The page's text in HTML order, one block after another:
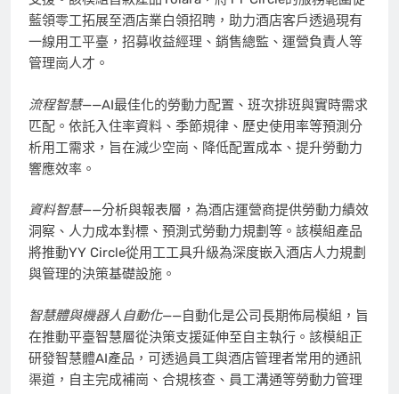
藍領零工拓展至酒店業白領招聘，助力酒店客戶透過現有
一線用工平臺，招募收益經理、銷售總監、運營負責人等
管理崗人才。
流程智慧——AI最佳化的勞動力配置、班次排班與實時需求
匹配。依託入住率資料、季節規律、歷史使用率等預測分
析用工需求，旨在減少空崗、降低配置成本、提升勞動力
響應效率。
資料智慧——分析與報表層，為酒店運營商提供勞動力績效
洞察、人力成本對標、預測式勞動力規劃等。該模組產品
將推動YY Circle從用工工具升級為深度嵌入酒店人力規劃
與管理的決策基礎設施。
智慧體與機器人自動化——自動化是公司長期佈局模組，旨
在推動平臺智慧層從決策支援延伸至自主執行。該模組正
研發智慧體AI產品，可透過員工與酒店管理者常用的通訊
渠道，自主完成補崗、合規核查、員工溝通等勞動力管理